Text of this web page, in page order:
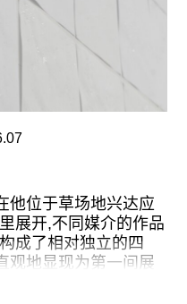
从政府的层面来说，
四十多年来在东莞生
看东莞，相当于回到
。这个大的主题跟我
的地方，甚至是比较
些以前接触不到的资
代艺术，那应该是跟
莞是个世界工厂，有
好是来东莞，用东莞
友跟我说他看到有个
他位于草场地兴达应
展开,不同媒介的作品
成了相对独立的四
观地显现为第一间展